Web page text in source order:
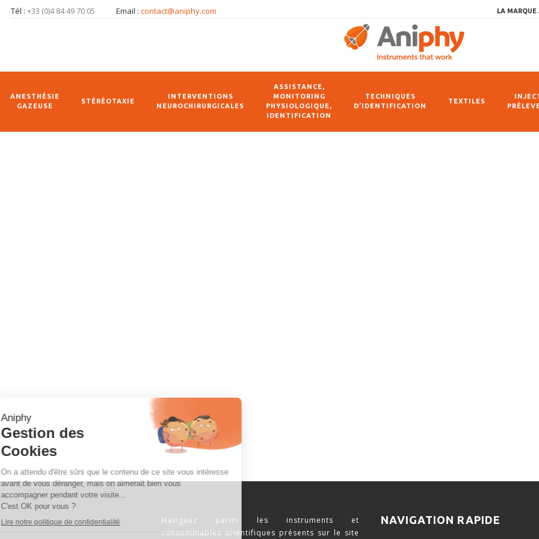
Tél : +33 (0)4 84 49 70 05 Email : contact@aniphy.com LA MARQUE
ANESTHÉSIE
GAZEUSE
STÉRÉOTAXIE
INTERVENTIONS
NEUROCHIRURGICALES
ASSISTANCE,
MONITORING
PHYSIOLOGIQUE,
IDENTIFICATION
TECHNIQUES
D’IDENTIFICATION
TEXTILES
Naviguez parmi les instruments et
consommables scientifiques présents sur le site
NAVIGATION RAPIDE